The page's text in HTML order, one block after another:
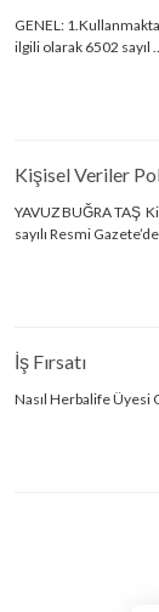
GENEL:
ilgili olarak 6502 sayıl
Kişisel Veriler
YAVUZ BUĞRA TAŞ
sayılı Resmi
İş Fırsatı
Nasıl Herbalife Üyesi